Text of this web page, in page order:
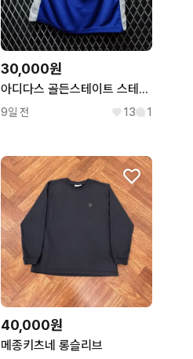
30,000원
아디다스 골든스테이트 스테판커리 스윙맨져지
9일 전 13 1
40,000원
메종키츠네 롱슬리브